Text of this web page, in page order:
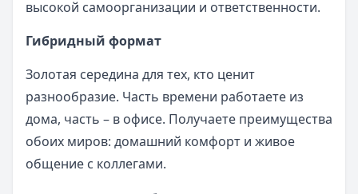
высокой самоорганизации и ответственности.
Гибридный формат
Золотая середина для тех, кто ценит
разнообразие. Часть времени работаете из
дома, часть – в офисе. Получаете преимущества
обоих миров: домашний комфорт и живое
общение с коллегами.